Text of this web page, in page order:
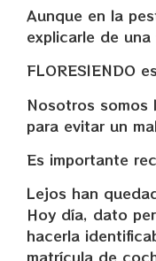
Aunque en la
explicarle de
FLORESIENDO
Nosotros somos
para evitar un
Es importante
Lejos han
Hoy día, dato
hacerla